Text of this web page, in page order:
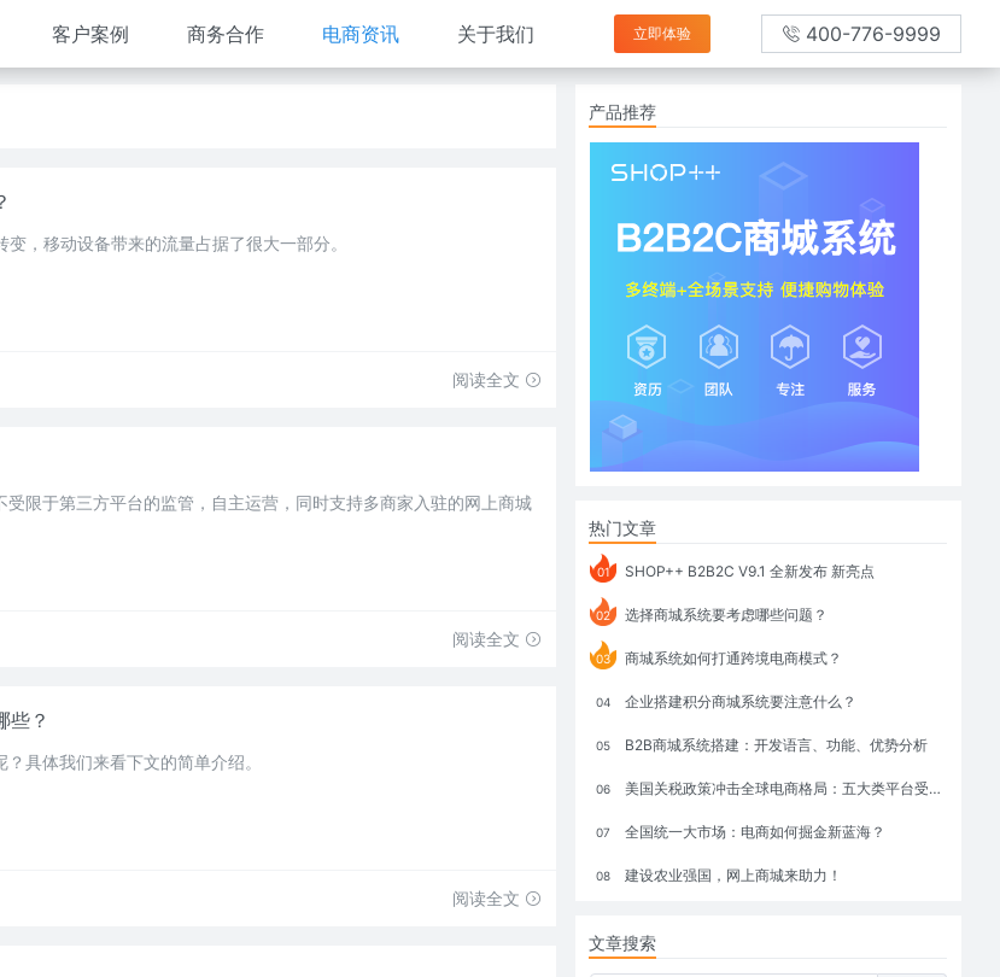
客户案例 商务合作 电商资讯 关于我们 立即体验 400-776-9999
，移动设备带来的流量占据了很大一部分。
阅读全文
限于第三方平台的监管，自主运营，同时支持多商家入驻的网上商城
阅读全文
些？
具体我们来看下文的简单介绍。
阅读全文
产品推荐
热门文章
01 SHOP++ B2B2C V9.1 全新发布 新亮点
02 选择商城系统要考虑哪些问题？
03 商城系统如何打通跨境电商模式？
04 企业搭建积分商城系统要注意什么？
05 B2B商城系统搭建：开发语言、功能、优势分析
06 美国关税政策冲击全球电商格局：五大类平台受重创，转型与自救成关键
07 全国统一大市场：电商如何掘金新蓝海？
08 建设农业强国，网上商城来助力！
文章搜索